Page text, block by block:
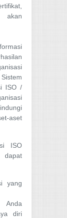
akan
ISO /
aset
ISO
dapat
yang
Anda
diri